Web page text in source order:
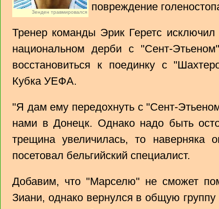
Зенден травмировался
повреждение
Тренер команды Эрик Геретс
национальном дерби с "Сент-
восстановиться к поединку с
Кубка УЕФА.
"Я дам ему передохнуть с "Сент-
нами в Донецк. Однако надо быть
трещина увеличилась, то
посетовал бельгийский специалист.
Добавим, что "Марселю" не сможет
Зиани, однако вернулся в общую